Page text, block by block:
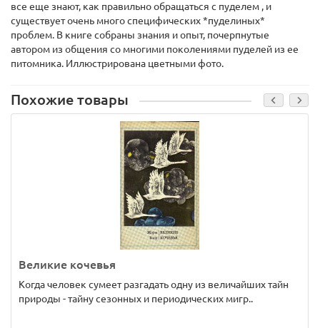
все еще знают, как правильно обращаться с пуделем , и
существует очень много специфических *пуделиных*
проблем. В книге собраны знания и опыт, почерпнутые
автором из общения со многими поколениями пуделей из ее
питомника. Иллюстрирована цветными фото.
Похожие товары
Великие кочевья
Когда человек сумеет разгадать одну из величайших тайн
природы - тайну сезонных и периодических мигр..